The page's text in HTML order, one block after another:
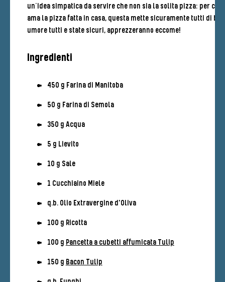
un’idea simpatica da servire che non sia la solita pizza: per chi
ama la pizza fatta in casa, questa mette sicuramente tutti di
umore tutti e state sicuri, apprezzeranno eccome!
Ingredienti
450 g Farina di Manitoba
50 g Farina di Semola
350 g Acqua
5 g Lievito
10 g Sale
1 Cucchiaino Miele
q.b. Olio Extravergine d'Oliva
100 g Ricotta
100 g Pancetta a cubetti affumicata Tulip
150 g Bacon Tulip